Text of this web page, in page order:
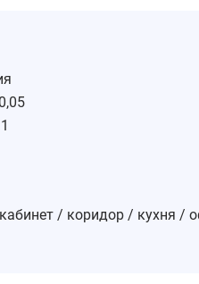
1
/ коридор / кухня /